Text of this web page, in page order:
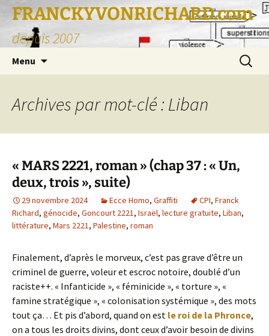
FRANCKYVONRICHARD.com
depuis 2007
Menu
Archives par mot-clé : Liban
« MARS 2221, roman » (chap 37 : « Un,
deux, trois », suite)
29 novembre 2024 Ecce Homo, Graffiti CPI, Franck
Richard, génocide, Goncourt 2221, Israël, lecture gratuite, Liban,
littérature, Mars 2221, Palestine, roman
Finalement, d’après le morveux, c’est pas grave d’être un
criminel de guerre, voleur et escroc notoire, doublé d’un
raciste++. « Infanticide », « féminicide », « torture », «
famine stratégique », « colonisation systémique », des mots
tout ça… Et pis d’abord, quand on est le roi de la Phronce,
on a tous les droits divins, dont ceux d’avoir besoin de divins